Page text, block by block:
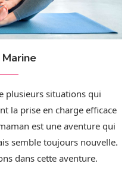
plusieurs situations qui
la prise en charge efficace
est une aventure qui
semble toujours nouvelle.
dans cette aventure.